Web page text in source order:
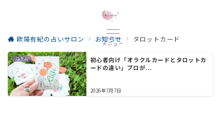
メニュー
欧陽有紀の占いサロン お知らせ タロットカード
コラム
初心者向け「オラクルカードとタロットカ
ードの違い」プロが...
2026年7月7日